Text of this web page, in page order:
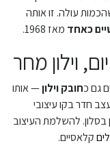
עולה. זו אותה
כאחד מאז 1968.
וילון מחר
גם כחובק וילון— אותו
חדר בקו עיצובי
בסלון. להשלמת העיצוב
קלאסיים.